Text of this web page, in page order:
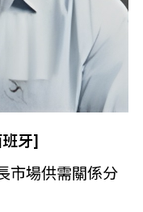
牙]
市場供需關係分